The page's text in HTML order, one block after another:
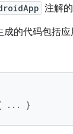
注解的
的代码包括
... }